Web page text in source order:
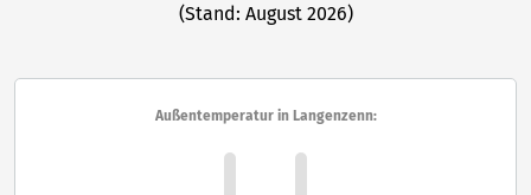
(Stand: August 2026)
Außentemperatur in Langenzenn: